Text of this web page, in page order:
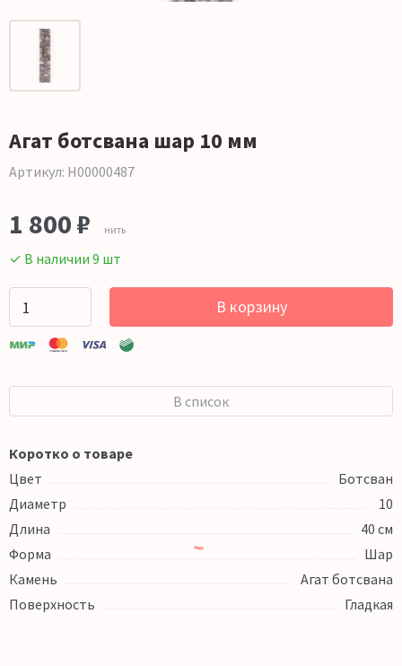
Агат ботсвана шар 10 мм
Артикул: Н00000487
1 800 ₽ нить
✓ В наличии 9 шт
В корзину
В список
Коротко о товаре
Цвет
Ботсван
Диаметр
10
Длина
40 см
Форма
Шар
Камень
Агат ботсвана
Поверхность
Гладкая